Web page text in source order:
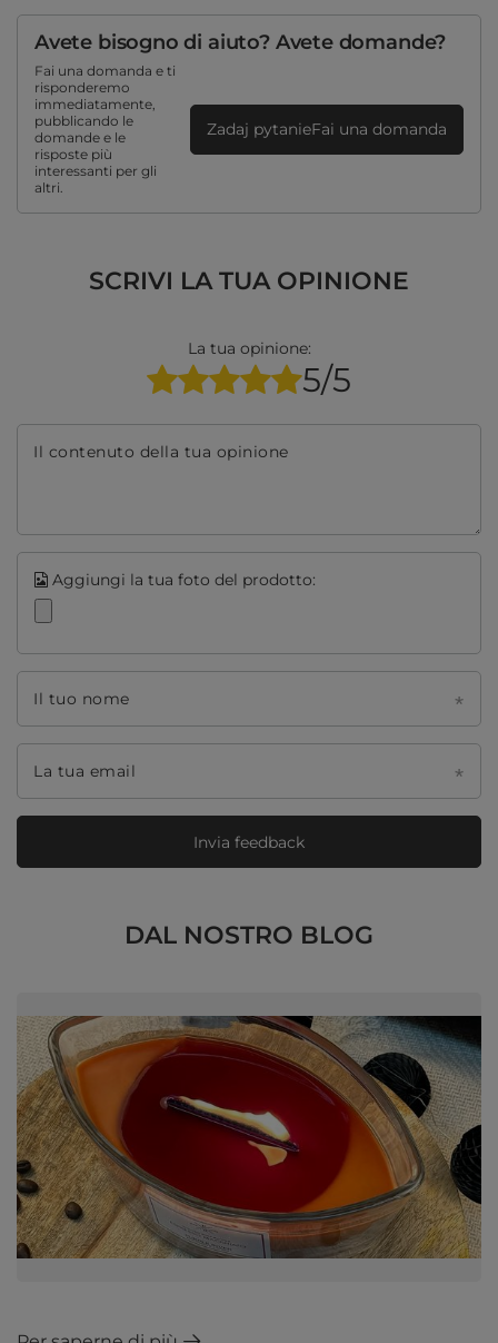
Avete bisogno di aiuto? Avete domande?
Fai una domanda e ti
risponderemo
immediatamente,
pubblicando le
domande e le
risposte più
interessanti per gli
altri.
Zadaj pytanieFai una domanda
SCRIVI LA TUA OPINIONE
La tua opinione:
5/5
Il contenuto della tua opinione
Aggiungi la tua foto del prodotto:
Il tuo nome
La tua email
Invia feedback
DAL NOSTRO BLOG